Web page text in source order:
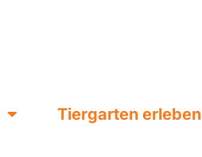
Tiergarten erleben